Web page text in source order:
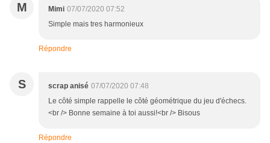
M Mimi 07/07/2020 07:52
Simple mais tres harmonieux
Répondre
S scrap anisé 07/07/2020 07:48
Le côté simple rappelle le côté géométrique du jeu d'échecs.
<br /> Bonne semaine à toi aussi!<br /> Bisous
Répondre